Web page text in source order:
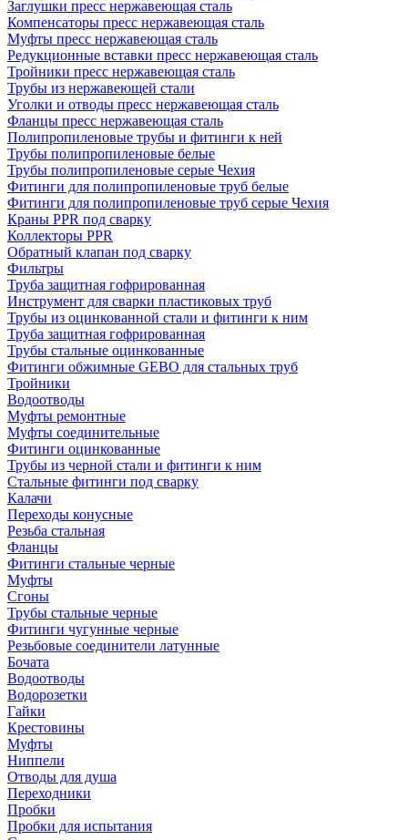
Заглушки пресс нержавеющая сталь
Компенсаторы пресс нержавеющая сталь
Муфты пресс нержавеющая сталь
Редукционные вставки пресс нержавеющая сталь
Тройники пресс нержавеющая сталь
Трубы из нержавеющей стали
Уголки и отводы пресс нержавеющая сталь
Фланцы пресс нержавеющая сталь
Полипропиленовые трубы и фитинги к ней
Трубы полипропиленовые белые
Трубы полипропиленовые серые Чехия
Фитинги для полипропиленовые труб белые
Фитинги для полипропиленовые труб серые Чехия
Краны PPR под сварку
Коллекторы PPR
Обратный клапан под сварку
Фильтры
Труба защитная гофрированная
Инструмент для сварки пластиковых труб
Трубы из оцинкованной стали и фитинги к ним
Труба защитная гофрированная
Трубы стальные оцинкованные
Фитинги обжимные GEBO для стальных труб
Тройники
Водоотводы
Муфты ремонтные
Муфты соединительные
Фитинги оцинкованные
Трубы из черной стали и фитинги к ним
Стальные фитинги под сварку
Калачи
Переходы конусные
Резьба стальная
Фланцы
Фитинги стальные черные
Муфты
Сгоны
Трубы стальные черные
Фитинги чугунные черные
Резьбовые соединители латунные
Бочата
Водоотводы
Водорозетки
Гайки
Крестовины
Муфты
Ниппели
Отводы для душа
Переходники
Пробки
Пробки для испытания